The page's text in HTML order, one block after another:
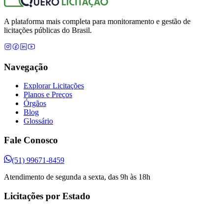
A plataforma mais completa para monitoramento e gestão de
licitações públicas do Brasil.
Navegação
Explorar Licitações
Planos e Preços
Órgãos
Blog
Glossário
Fale Conosco
(51) 99671-8459
Atendimento de segunda a sexta, das 9h às 18h
Licitações por Estado